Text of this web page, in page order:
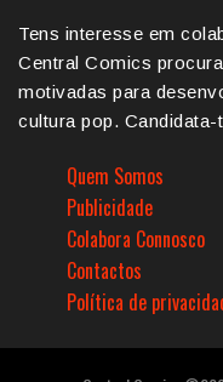
Tens interesse em
Central Comics
motivadas para
cultura pop. Candidata-
Quem Somos
Publicidade
Colabora Connosco
Contactos
Política de